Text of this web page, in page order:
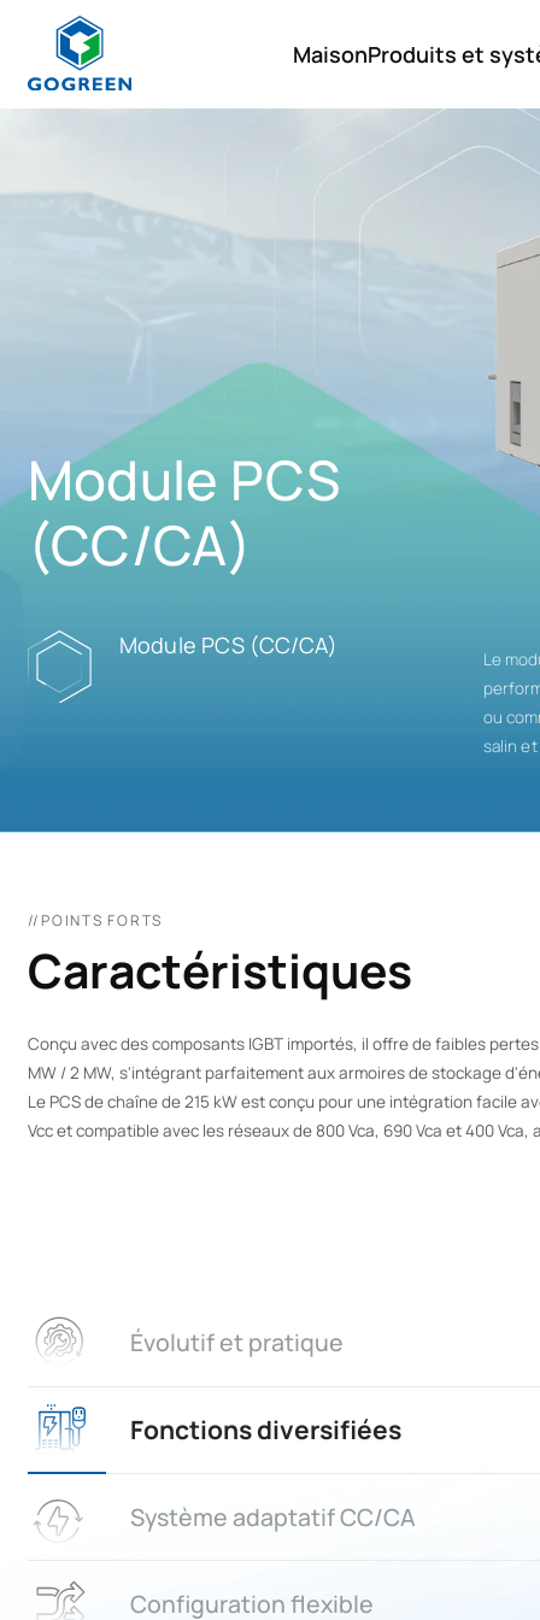
MaisonProduits et
Accessoires
Module PCS
(CC/CA)
Module PCS (CC/CA)
Le
ou
salin
//POINTS FORTS
Caractéristiques
Conçu avec des composants IGBT importés, il offre de faibles
MW / 2 MW, s'intégrant parfaitement aux armoires de stockage
Le PCS de chaîne de 215 kW est conçu pour une intégration facile
Vcc et compatible avec les réseaux de 800 Vca, 690 Vca et 400
Évolutif et pratique
Fonctions diversifiées
Système adaptatif CC/CA
Configuration flexible
et pratique